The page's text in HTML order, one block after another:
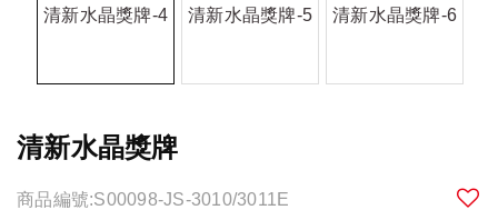
清新水晶獎牌
商品編號:S00098-JS-3010/3011E